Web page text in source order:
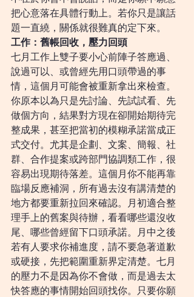
把心意落在具體行動上。若你只是讓話
題一直繞，關係就很難真的定下來。
工作：舊帳回收，壓力回頭
七月工作上雙子要小心前陣子答應過、
說過可以、或曾經先用口頭帶過的事
情，這個月可能會被重新拿出來檢查。
你原本以為只是先討論、先試試看、先
做個方向，結果對方現在卻開始期待完
整成果，甚至把當初的模糊承諾當成正
式交付。尤其是企劃、文案、簡報、社
群、合作提案或跨部門協調類工作，很
容易出現期待落差。這個月你不能再靠
臨場反應補洞，所有過去沒有講清楚的
地方都要重新拉回來確認。月初適合整
理手上的舊案與待辦，看看哪些還沒收
尾、哪些曾經留下口頭承諾。月中之後
若有人要求你補進度，請不要急著道歉
或硬接，先把範圍重新界定清楚。七月
的壓力不是因為你不會做，而是過去太
快答應的事情開始回頭找你。只要你願